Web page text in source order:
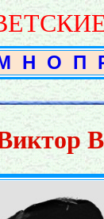
Н О П